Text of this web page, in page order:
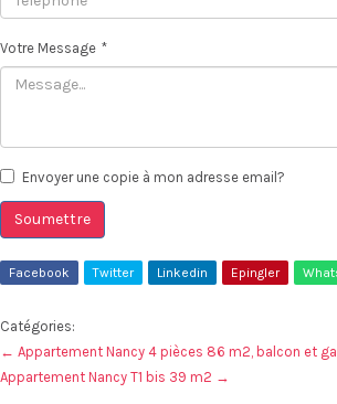
Votre Message *
Envoyer une copie à mon adresse email?
Soumettre
Facebook Twitter Linkedin Epingler
Catégories:
← Appartement Nancy 4 pièces 86 m2, balcon et
Appartement Nancy T1 bis 39 m2 →